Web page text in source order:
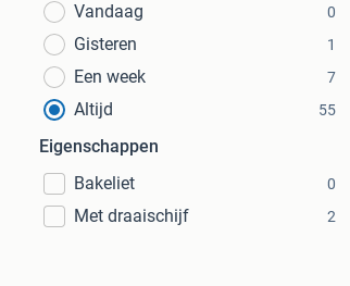
Vandaag
0
Gisteren 1
Een week 7
Altijd 55
Eigenschappen
Bakeliet
0
Met draaischijf 2